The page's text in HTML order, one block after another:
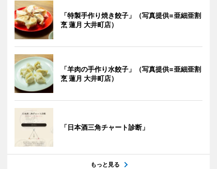
「特製手作り焼き餃子」（写真提供=亜細亜割
烹 蓮月 大井町店）
「羊肉の手作り水餃子」（写真提供=亜細亜割
烹 蓮月 大井町店）
「日本酒三角チャート診断」
もっと見る